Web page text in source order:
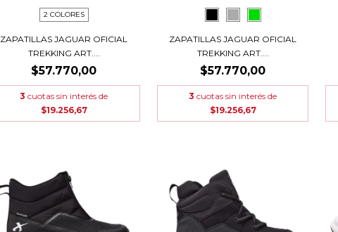
2 COLORES
ZAPATILLAS JAGUAR OFICIAL
TREKKING ART....
$57.770,00
3 cuotas sin interés de
$19.256,67
ZAPATILLAS JAGUAR OFICIAL
TREKKING ART....
$57.770,00
3 cuotas sin interés de
$19.256,67